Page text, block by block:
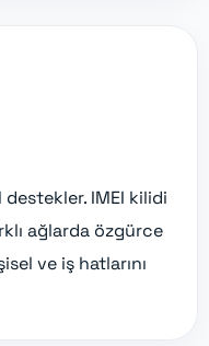
IMEI kilidi
ağlarda özgürce
ve iş hatlarını